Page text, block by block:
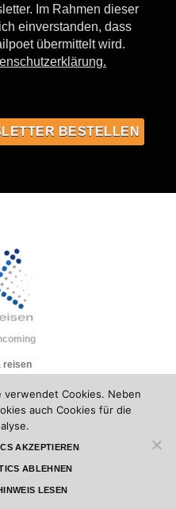
Im Rahmen dieser
einverstanden, dass
übermittelt wird.
reisen
verwendet Cookies. Neben
auch Cookies für die
AKZEPTIEREN
ABLEHNEN
LESEN